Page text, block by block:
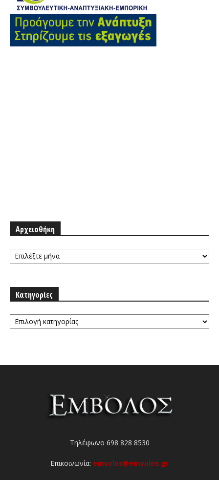
Αρχειοθήκη
Αρχειοθήκη
Κατηγορίες
Κατηγορίες
Τηλέφωνο 698 828 8530
Επικοινωνία: emvolos@emvolos.gr